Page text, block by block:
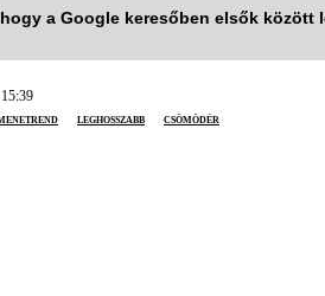
a Google keresőben elsők között
leghosszabb Csömödér